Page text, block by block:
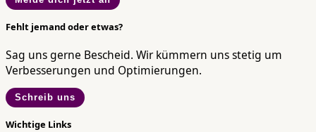
Fehlt jemand oder etwas?
Sag uns gerne Bescheid. Wir kümmern uns stetig um
Verbesserungen und Optimierungen.
Schreib uns
Wichtige Links